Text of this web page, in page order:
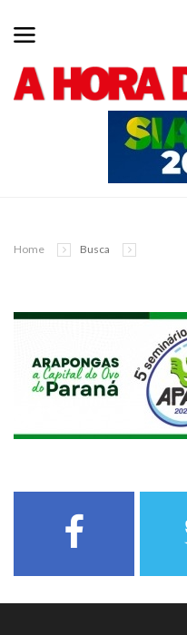
Home Busca